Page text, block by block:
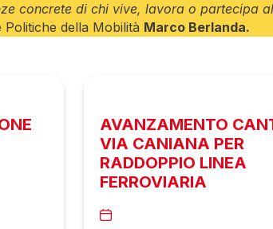
concrete di chi vive, lavora o partecipa
Politiche della Mobilità Marco Berlanda.
AVANZAMENTO
VIA CANIANA PER
RADDOPPIO LINEA
FERROVIARIA